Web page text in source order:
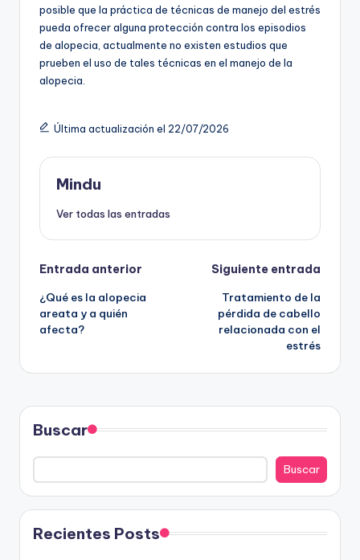
posible que la práctica de técnicas de manejo del estrés
pueda ofrecer alguna protección contra los episodios
de alopecia, actualmente no existen estudios que
prueben el uso de tales técnicas en el manejo de la
alopecia.
Última actualización el 22/07/2026
Mindu
Ver todas las entradas
Navegación
de
entradas
Entrada anterior
¿Qué es la alopecia
areata y a quién
afecta?
Siguiente entrada
Tratamiento de la
pérdida de cabello
relacionada con el
estrés
Buscar
Buscar
Recientes Posts